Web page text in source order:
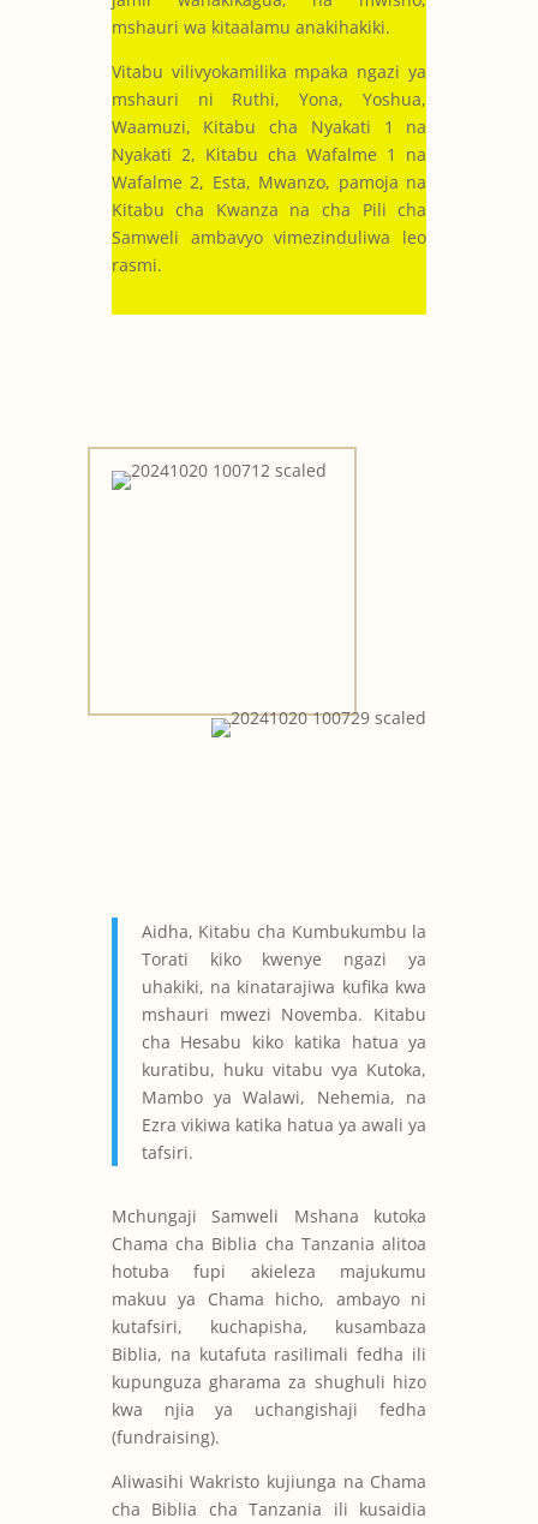
mshauri wa kitaalamu anakihakiki.
Vitabu vilivyokamilika mpaka ngazi ya
mshauri ni Ruthi, Yona, Yoshua,
Waamuzi, Kitabu cha Nyakati 1 na
Nyakati 2, Kitabu cha Wafalme 1 na
Wafalme 2, Esta, Mwanzo, pamoja na
Kitabu cha Kwanza na cha Pili cha
Samweli ambavyo vimezinduliwa leo
rasmi.
Aidha, Kitabu cha Kumbukumbu la
Torati kiko kwenye ngazi ya
uhakiki, na kinatarajiwa kufika kwa
mshauri mwezi Novemba. Kitabu
cha Hesabu kiko katika hatua ya
kuratibu, huku vitabu vya Kutoka,
Mambo ya Walawi, Nehemia, na
Ezra vikiwa katika hatua ya awali ya
tafsiri.
Mchungaji Samweli Mshana kutoka
Chama cha Biblia cha Tanzania alitoa
hotuba fupi akieleza majukumu
makuu ya Chama hicho, ambayo ni
kutafsiri, kuchapisha, kusambaza
Biblia, na kutafuta rasilimali fedha ili
kupunguza gharama za shughuli hizo
kwa njia ya uchangishaji fedha
(fundraising).
Aliwasihi Wakristo kujiunga na Chama
cha Biblia cha Tanzania ili kusaidia